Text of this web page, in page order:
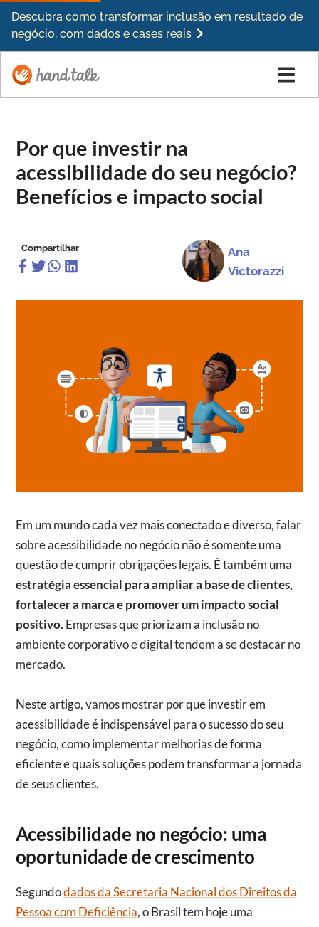
Descubra como transformar inclusão em resultado de
negócio, com dados e cases reais
Por que investir na
acessibilidade do seu negócio?
Benefícios e impacto social
Ana
Victorazzi
Compartilhar
Em um mundo cada vez mais conectado e diverso, falar
sobre acessibilidade no negócio não é somente uma
questão de cumprir obrigações legais. É também uma
estratégia essencial para ampliar a base de clientes,
fortalecer a marca e promover um impacto social
positivo.Empresas que priorizam a inclusão no
ambiente corporativo e digital tendem a se destacar no
mercado.
Neste artigo, vamos mostrar por que investir em
acessibilidade é indispensável para o sucesso do seu
negócio, como implementar melhorias de forma
eficiente e quais soluções podem transformar a jornada
de seus clientes.
Acessibilidade no negócio: uma
oportunidade de crescimento
Segundodados da Secretaria Nacional dos Direitos da
Pessoa com Deficiência, o Brasil tem hoje uma